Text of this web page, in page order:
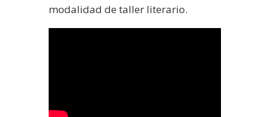
modalidad de taller literario.